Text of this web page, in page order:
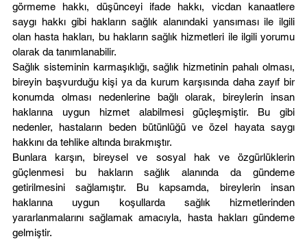
görmeme hakkı, düşünceyi ifade hakkı, vicdan kanaatlere
saygı hakkı gibi hakların sağlık alanındaki yansıması ile ilgili
olan hasta hakları, bu hakların sağlık hizmetleri ile ilgili yorumu
olarak da tanımlanabilir.
Sağlık sisteminin karmaşıklığı, sağlık hizmetinin pahalı olması,
bireyin başvurduğu kişi ya da kurum karşısında daha zayıf bir
konumda olması nedenlerine bağlı olarak, bireylerin insan
haklarına uygun hizmet alabilmesi güçleşmiştir. Bu gibi
nedenler, hastaların beden bütünlüğü ve özel hayata saygı
hakkını da tehlike altında bırakmıştır.
Bunlara karşın, bireysel ve sosyal hak ve özgürlüklerin
güçlenmesi bu hakların sağlık alanında da gündeme
getirilmesini sağlamıştır. Bu kapsamda, bireylerin insan
haklarına uygun koşullarda sağlık hizmetlerinden
yararlanmalarını sağlamak amacıyla, hasta hakları gündeme
gelmiştir.